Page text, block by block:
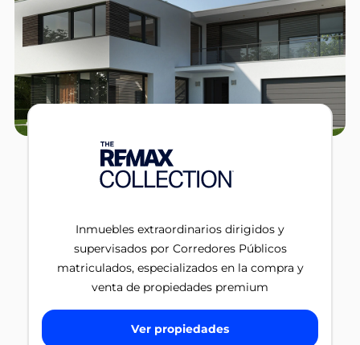
Inmuebles extraordinarios dirigidos y
supervisados por Corredores Públicos
matriculados, especializados en la compra y
venta de propiedades premium
Ver propiedades